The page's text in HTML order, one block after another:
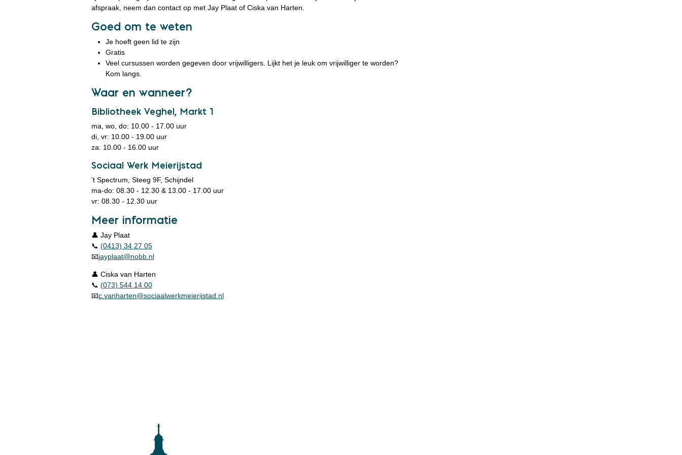
afspraak, neem dan contact op met Jay Plaat of Ciska van Harten.
Goed om te weten
Je hoeft geen lid te zijn
Gratis
Veel cursussen worden gegeven door vrijwilligers. Lijkt het je leuk om vrijwilliger te worden?
Kom langs.
Waar en wanneer?
Bibliotheek Veghel, Markt 1
ma, wo, do: 10.00 - 17.00 uur
di, vr: 10.00 - 19.00 uur
za: 10.00 - 16.00 uur
Sociaal Werk Meierijstad
’t Spectrum, Steeg 9F, Schijndel
ma-do: 08.30 - 12.30 & 13.00 - 17.00 uur
vr: 08.30 - 12.30 uur
Meer informatie
👤 Jay Plaat
📞 (0413) 34 27 05
📧jayplaat@nobb.nl
👤 Ciska van Harten
📞 (073) 544 14 00
📧c.vanharten@sociaalwerkmeierijstad.nl